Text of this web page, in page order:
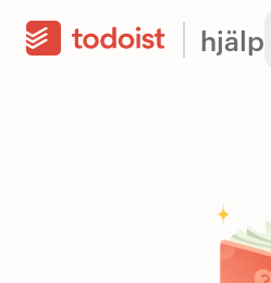
hjälp